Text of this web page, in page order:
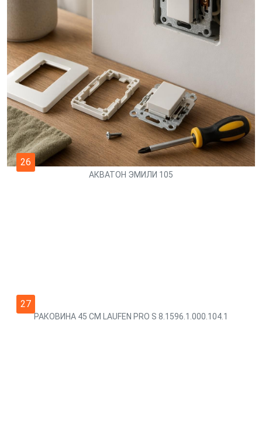
26
АКВАТОН ЭМИЛИ 105
27
РАКОВИНА 45 СМ LAUFEN PRO S 8.1596.1.000.104.1